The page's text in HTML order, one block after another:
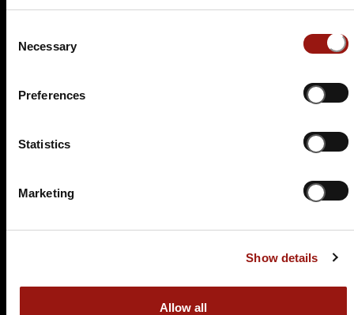
Selection
Necessary
Preferences
Statistics
Marketing
Show details
Allow all
Eine Leiche im Louvre
Ackergasse 13